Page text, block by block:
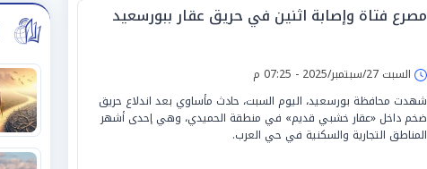
مصرع فتاة وإصابة اثنين في حريق عقار ببورسعيد
السبت 27/سبتمبر/2025 - 07:25 م
شهدت محافظة بورسعيد، اليوم السبت، حادث مأساوي بعد اندلاع حريق
ضخم داخل «عقار خشبي قديم» في منطقة الحميدي، وهي إحدى أشهر
المناطق التجارية والسكنية في حي العرب.